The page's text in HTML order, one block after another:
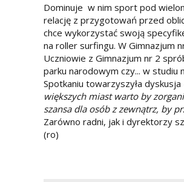
Dominuje w nim sport pod
relację z przygotowań przed
chce wykorzystać swoją
na roller surfingu. W Gimnazjum
Uczniowie z Gimnazjum nr 2
parku narodowym czy... w studiu
Spotkaniu towarzyszyła
większych miast warto by
szansa dla osób z zewnątrz, by
Zarówno radni, jak i dyrektorzy
(ro)